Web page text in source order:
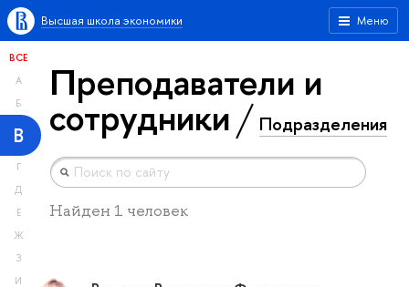
Меню
Высшая школа экономики
ВСЕ
А
Б
В
Г
Д
Е
Ж
З
И
Преподаватели и
сотрудники Подразделения
Найден 1 человек